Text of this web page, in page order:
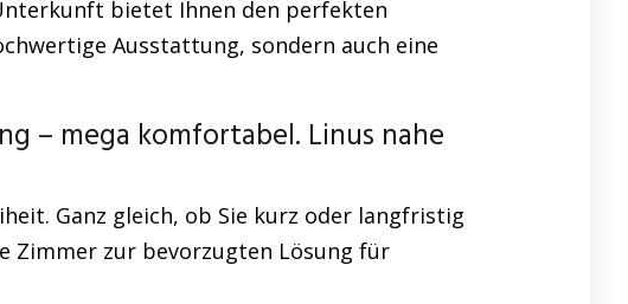
bietet Ihnen den perfekten
Ausstattung, sondern auch eine
– mega komfortabel. Linus nahe
Ganz gleich, ob Sie kurz oder langfristig
Zimmer zur bevorzugten Lösung für